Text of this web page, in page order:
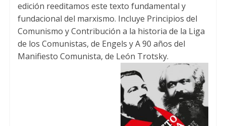
edición reeditamos este texto fundamental y
fundacional del marxismo. Incluye Principios del
Comunismo y Contribución a la historia de la Liga
de los Comunistas, de Engels y A90 años del
Manifiesto Comunista, de León Trotsky.